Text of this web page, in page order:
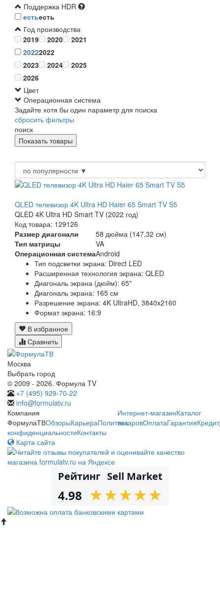
Поддержка HDR
естьесть
Год производства
2019
2020
2021
20222022
2023
2024
2025
2026
Цвет
Операционная система
Задайте хотя бы один параметр для поиска
сбросить фильтры
поиск
QLED телевизор 4K Ultra HD Haier 65 Smart TV S5
QLED 4K Ultra HD Smart TV (2022 год)
Код товара: 129126
Размер диагонали
58 дюйма (147,32 см)
Тип матрицы
VA
Операционная системаAndroid
Тип подсветки экрана: Direct LED
Расширенная технология экрана: QLED
Диагональ экрана (дюйм): 65"
Диагональ экрана: 165 см
Разрешение экрана: 4K UltraHD, 3840x2160
Формат экрана: 16:9
В избранное
Сравнить
Москва
Выбрать город
© 2009 - 2026. Формула TV
+7 (495) 929-70-22
info@formulatv.ru
Компания
ФормулаТВОбзорыКарьераПолитика
конфиденциальностиКонтакты
Интернет-магазинКаталог
товаровОплатаГарантияКредит
Карта сайта
Рейтинг Sell Market
4.98 ★
★★
★★
★★
★★
★